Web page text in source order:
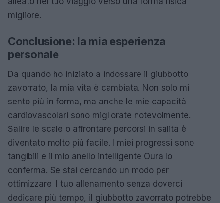
migliore.
Conclusione: la mia esperienza
personale
Da quando ho iniziato a indossare il giubbotto
zavorrato, la mia vita è cambiata. Non solo mi
sento più in forma, ma anche le mie capacità
cardiovascolari sono migliorate notevolmente.
Salire le scale o affrontare percorsi in salita è
diventato molto più facile. I miei progressi sono
tangibili e il mio anello intelligente Oura lo
conferma. Se stai cercando un modo per
ottimizzare il tuo allenamento senza doverci
dedicare più tempo, il giubbotto zavorrato potrebbe